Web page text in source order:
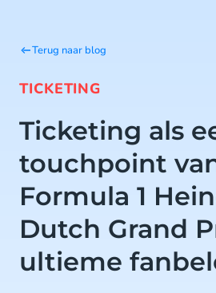
Terug naar blog
TICKETING
Ticketing als
touchpoint
Formula 1
Dutch Grand
ultieme